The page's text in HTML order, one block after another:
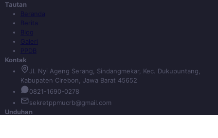
Tautan
Kontak
Jl. Nyi Ageng Serang, Sindangmekar, Kec. Dukupuntang,
Kabupaten Cirebon, Jawa Barat 45652
0821-1690-0278
sekretppmucrb@gmail.com
Unduhan